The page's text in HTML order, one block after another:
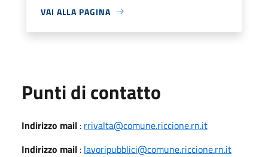
VAI ALLA PAGINA
Punti di contatto
Indirizzo mail : rrivalta@comune.riccione.rn.it
Indirizzo mail : lavoripubblici@comune.riccione.rn.it